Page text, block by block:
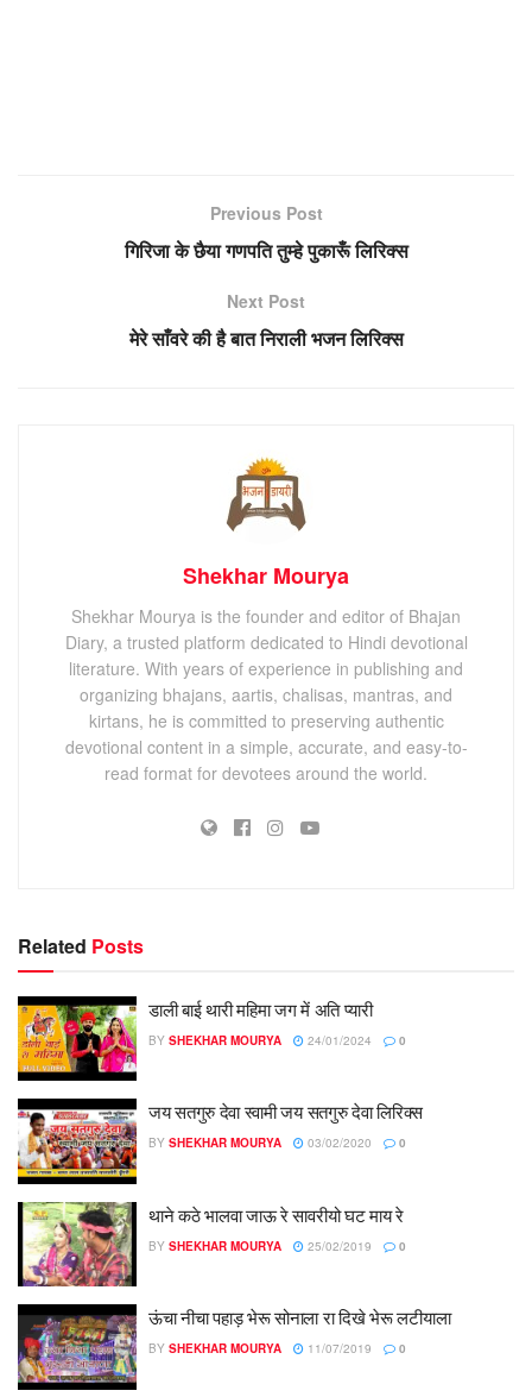
Previous Post
गिरिजा के छैया गणपति तुम्हे पुकारूँ लिरिक्स
Next Post
मेरे साँवरे की है बात निराली भजन लिरिक्स
Shekhar Mourya
Shekhar Mourya is the founder and editor of Bhajan
Diary, a trusted platform dedicated to Hindi devotional
literature. With years of experience in publishing and
organizing bhajans, aartis, chalisas, mantras, and
kirtans, he is committed to preserving authentic
devotional content in a simple, accurate, and easy-to-
read format for devotees around the world.
Related Posts
डाली बाई थारी महिमा जग में अति प्यारी
BY SHEKHAR MOURYA 24/01/2024 0
जय सतगुरु देवा स्वामी जय सतगुरु देवा लिरिक्स
BY SHEKHAR MOURYA 03/02/2020 0
थाने कठे भालवा जाऊ रे सावरीयो घट माय रे
BY SHEKHAR MOURYA 25/02/2019 0
ऊंचा नीचा पहाड़ भेरू सोनाला रा दिखे भेरू लटीयाला
BY SHEKHAR MOURYA 11/07/2019 0